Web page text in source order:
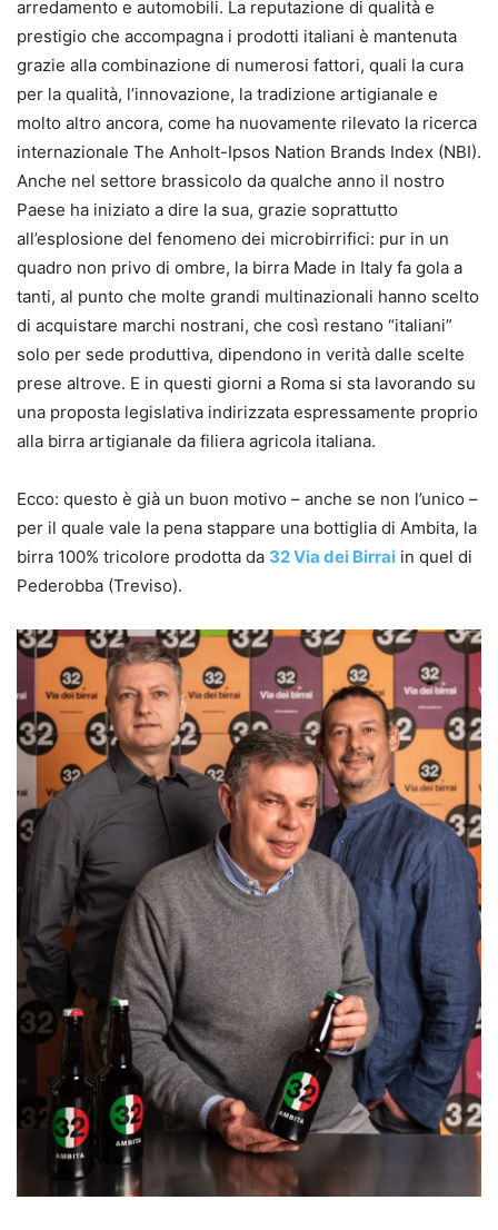
arredamento e automobili. La reputazione di qualità e
prestigio che accompagna i prodotti italiani è mantenuta
grazie alla combinazione di numerosi fattori, quali la cura
per la qualità, l’innovazione, la tradizione artigianale e
molto altro ancora, come ha nuovamente rilevato la ricerca
internazionale The Anholt-Ipsos Nation Brands Index (NBI).
Anche nel settore brassicolo da qualche anno il nostro
Paese ha iniziato a dire la sua, grazie soprattutto
all’esplosione del fenomeno dei microbirrifici: pur in un
quadro non privo di ombre, la birra Made in Italy fa gola a
tanti, al punto che molte grandi multinazionali hanno scelto
di acquistare marchi nostrani, che così restano “italiani”
solo per sede produttiva, dipendono in verità dalle scelte
prese altrove. E in questi giorni a Roma si sta lavorando su
una proposta legislativa indirizzata espressamente proprio
alla birra artigianale da filiera agricola italiana.
Ecco: questo è già un buon motivo – anche se non l’unico –
per il quale vale la pena stappare una bottiglia di Ambita, la
birra 100% tricolore prodotta da 32 Via dei Birrai in quel di
Pederobba (Treviso).